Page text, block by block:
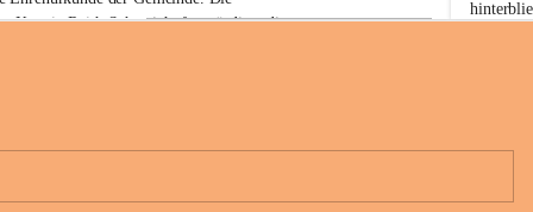
Kerstin Raith-Schweighofer würdigte die
+6
n
a